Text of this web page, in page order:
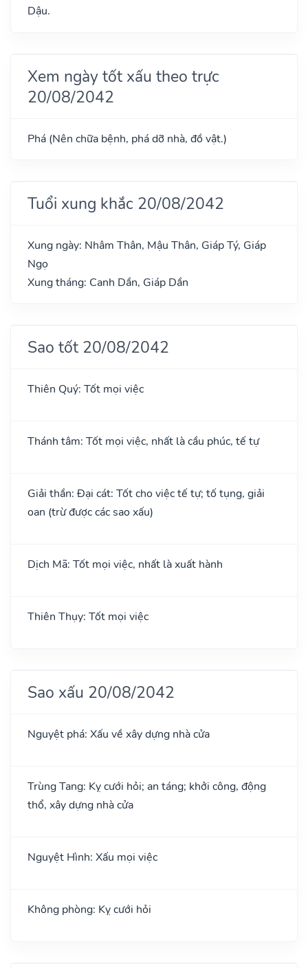
Dậu.
Xem ngày tốt xấu theo trực
20/08/2042
Phá (Nên chữa bệnh, phá dỡ nhà, đồ vật.)
Tuổi xung khắc 20/08/2042
Xung ngày: Nhâm Thân, Mậu Thân, Giáp Tý, Giáp
Ngọ
Xung tháng: Canh Dần, Giáp Dần
Sao tốt 20/08/2042
Thiên Quý: Tốt mọi việc
Thánh tâm: Tốt mọi việc, nhất là cầu phúc, tế tự
Giải thần: Đại cát: Tốt cho việc tế tự; tố tụng, giải
oan (trừ được các sao xấu)
Dịch Mã: Tốt mọi việc, nhất là xuất hành
Thiên Thụy: Tốt mọi việc
Sao xấu 20/08/2042
Nguyệt phá: Xấu về xây dựng nhà cửa
Trùng Tang: Kỵ cưới hỏi; an táng; khởi công, động
thổ, xây dựng nhà cửa
Nguyệt Hình: Xấu mọi việc
Không phòng: Kỵ cưới hỏi